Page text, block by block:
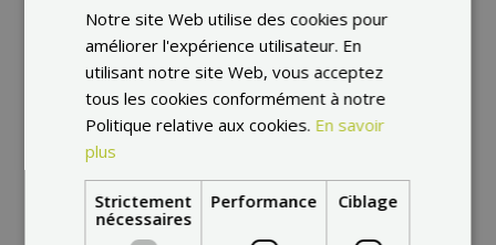
Notre site Web utilise des cookies pour
améliorer l'expérience utilisateur. En
utilisant notre site Web, vous acceptez
tous les cookies conformément à notre
Politique relative aux cookies. En savoir
plus
Strictement
nécessaires
Performance Ciblage